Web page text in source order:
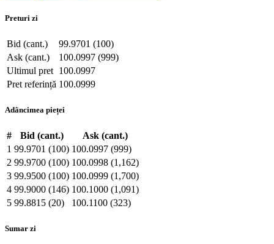
Preturi zi
Bid (cant.)
99.9701 (100)
Ask (cant.)
100.0997 (999)
Ultimul pret 100.0997
Pret referință 100.0999
Adâncimea pieței
# Bid (cant.)
Ask (cant.)
1 99.9701 (100) 100.0997 (999)
2 99.9700 (100) 100.0998 (1,162)
3 99.9500 (100) 100.0999 (1,700)
4 99.9000 (146) 100.1000 (1,091)
5 99.8815 (20) 100.1100 (323)
Sumar zi